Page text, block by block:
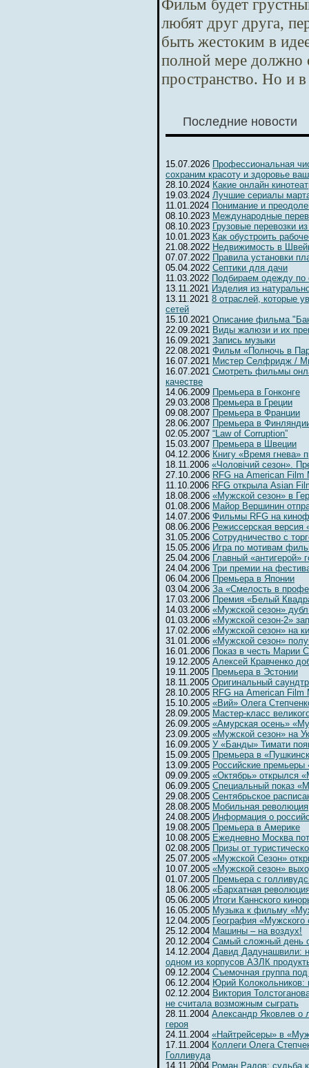
Фильм будет
любят друг друга,
быть жестоким в
полной мере должно
пространство. Но и
Последние новости
15.07.2026 Профессиональная
сохраним красоту и здоровье
28.10.2024 Какие онлайн
19.03.2024 Лучшие сериалы
11.01.2024 Понимание и
08.10.2023 Международные
08.10.2023 Грузовые перевозки
10.01.2023 Как обустроить
21.08.2022 Недвижимость в
07.07.2022 Правила установки
05.04.2022 Септики для дачи
11.03.2022 Подбираем одежду по
13.11.2021 Изделия из
13.11.2021 8 отраслей, которые
сетей
15.10.2021 Описание фильма
22.09.2021 Виды жалюзи и их
16.09.2021 Запись музыки
22.08.2021 Фильм «Полночь в
16.07.2021 Мистер Селфридж /
16.07.2021 Смотреть фильмы
качестве
14.06.2009 Премьера в Гонконге
29.03.2008 Премьера в Греции
09.08.2007 Премьера в Франции
28.06.2007 Премьера в
02.05.2007 “Law of Corruption”
15.03.2007 Премьера в Швеции
04.12.2006 Книгу «Время гнева»
18.11.2006 «Чоловiчий сезон».
27.10.2006 RFG на American Film
11.10.2006 RFG открыла Asian
18.08.2006 «Мужской сезон» в
01.08.2006 Майор Вершинин
14.07.2006 Фильмы RFG на
08.06.2006 Режиссерская версия
31.05.2006 Сотрудничество с
15.05.2006 Игра по мотивам
25.04.2006 Главный «антигерой»
24.04.2006 Три премии на
06.04.2006 Премьера в Японии
03.04.2006 За «Смелость в
17.03.2006 Премия «Белый
14.03.2006 «Мужской сезон»
01.03.2006 «Мужской сезон-2»
17.02.2006 «Мужской сезон» на
31.01.2006 «Мужской сезон»
16.01.2006 Показ в честь Марии
19.12.2005 Алексей Кравченко
19.11.2005 Премьера в Эстонии
18.11.2005 Оригинальный
28.10.2005 RFG на American Film
15.10.2005 «Вий» Олега
28.09.2005 Мастер-класс
26.09.2005 «Амурская осень»
23.09.2005 «Мужской сезон» на
16.09.2005 У «Банды» Тимати
15.09.2005 Премьера в
13.09.2005 Российские премьеры
09.09.2005 «Октябрь» открылся
06.09.2005 Специальный показ
29.08.2005 Сентябрьское
28.08.2005 Мобильная революция
24.08.2005 Информация о
19.08.2005 Премьера в Америке
10.08.2005 Ежедневно Москва
02.08.2005 Призы от
25.07.2005 «Мужской Сезон»
10.07.2005 «Мужской сезон»
01.07.2005 Премьера с
18.06.2005 «Бархатная
05.06.2005 Итоги Каннского
16.05.2005 Музыка к фильму
12.04.2005 География «Мужского
25.12.2004 Машины – на воздух!
20.12.2004 Самый сложный день
14.12.2004 Давид Дадунашвили:
одном из корпусов АЗЛК
09.12.2004 Съемочная группа
06.12.2004 Юрий Колокольников:
02.12.2004 Виктория
не считала возможным сыграть
28.11.2004 Александр Яковлев о
героя
24.11.2004 «Найтрейсеры» в
17.11.2004 Коллеги Олега
Голливуда
14.11.2004 Роман Радов: судьба